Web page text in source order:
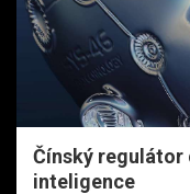
Čínský
inteligence